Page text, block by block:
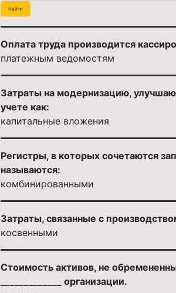
Оплата труда производится
платежным ведомостям
Затраты на модернизацию,
учете как:
капитальные вложения
Регистры, в которых сочетаются
называются:
комбинированными
Затраты, связанные с
косвенными
Стоимость активов, не
_____________ организации.